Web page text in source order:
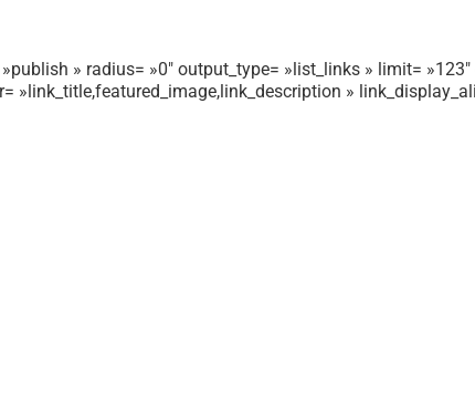
» radius= »0″ output_type= »list_links » limit=
»link_title,featured_image,link_description »